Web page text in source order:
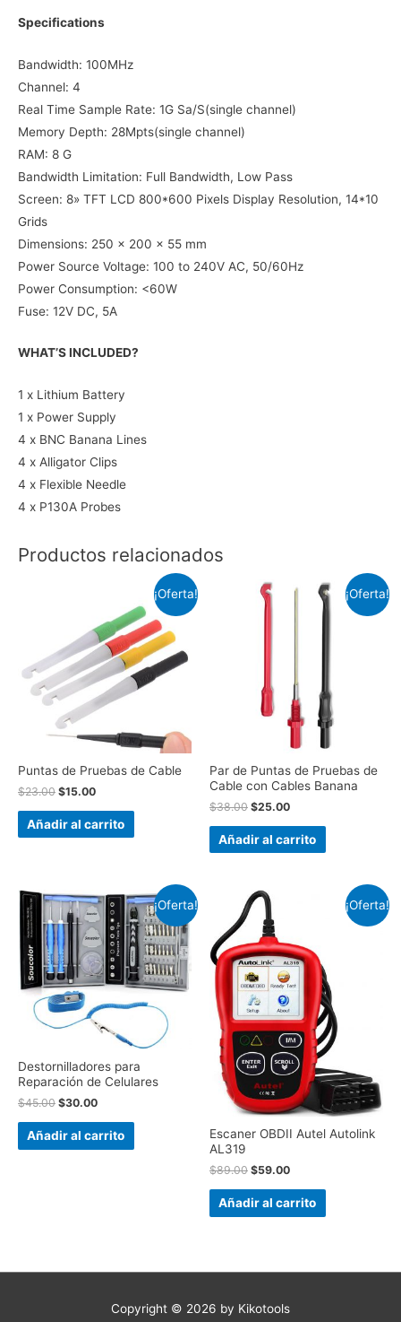
cantidad
Specifications
Bandwidth: 100MHz
Channel: 4
Real Time Sample Rate: 1G Sa/S(single channel)
Memory Depth: 28Mpts(single channel)
RAM: 8 G
Bandwidth Limitation: Full Bandwidth, Low Pass
Screen: 8» TFT LCD 800*600 Pixels Display Resolution, 14*10
Grids
Dimensions: 250 x 200 x 55 mm
Power Source Voltage: 100 to 240V AC, 50/60Hz
Power Consumption: <60W
Fuse: 12V DC, 5A
WHAT’S INCLUDED?
1 x Lithium Battery
1 x Power Supply
4 x BNC Banana Lines
4 x Alligator Clips
4 x Flexible Needle
4 x P130A Probes
Productos relacionados
¡Oferta!
Puntas de Pruebas de Cable
$23.00 $15.00
Añadir al carrito
¡Oferta!
Par de Puntas de Pruebas de
Cable con Cables Banana
$38.00 $25.00
Añadir al carrito
¡Oferta!
Destornilladores para
Reparación de Celulares
$45.00 $30.00
Añadir al carrito
¡Oferta!
Escaner OBDII Autel Autolink
AL319
$89.00 $59.00
Añadir al carrito
Copyright © 2026 by Kikotools